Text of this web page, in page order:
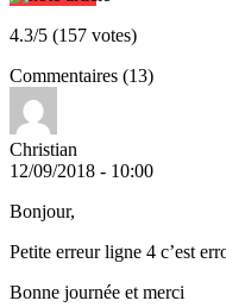
4.3/5 (157 votes)
Commentaires (13)
Christian
12/09/2018 - 10:00
Bonjour,
Petite erreur ligne 4 c’est
Bonne journée et merci